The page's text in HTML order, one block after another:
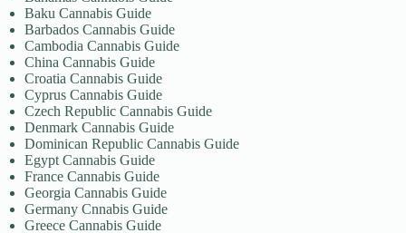
Baku Cannabis Guide
Barbados Cannabis Guide
Cambodia Cannabis Guide
China Cannabis Guide
Croatia Cannabis Guide
Cyprus Cannabis Guide
Czech Republic Cannabis Guide
Denmark Cannabis Guide
Dominican Republic Cannabis Guide
Egypt Cannabis Guide
France Cannabis Guide
Georgia Cannabis Guide
Germany Cnnabis Guide
Greece Cannabis Guide